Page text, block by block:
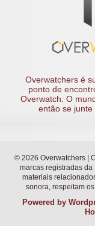
Overwatchers é
ponto de
Overwatch. O
então se
© 2026 Overwatchers |
marcas registradas da
materiais
sonora, respeitam
Powered by